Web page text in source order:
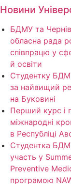
Новини
БДМУ та
обласна рада
співпрацю у
й освіти
Студентку
за найвищий
на Буковині
Перший курс і
міжнародні
в Республіці
Студентка
участь у
Preventive
програмою